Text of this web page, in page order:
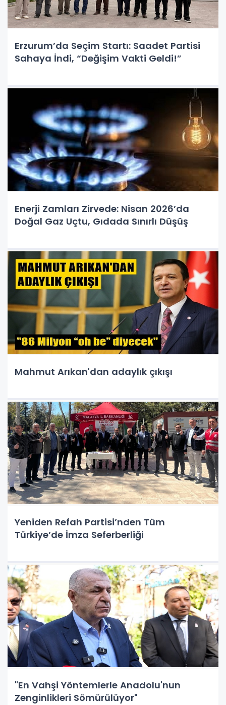
Erzurum’da Seçim Startı: Saadet Partisi
Sahaya İndi, “Değişim Vakti Geldi!”
Enerji Zamları Zirvede: Nisan 2026’da
Doğal Gaz Uçtu, Gıdada Sınırlı Düşüş
Mahmut Arıkan'dan adaylık çıkışı
Yeniden Refah Partisi’nden Tüm
Türkiye’de İmza Seferberliği
"En Vahşi Yöntemlerle Anadolu'nun
Zenginlikleri Sömürülüyor"